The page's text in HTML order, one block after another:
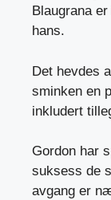
Blaugrana
hans.
Det hevdes
sminken en
inkludert
Gordon har
suksess de
avgang er